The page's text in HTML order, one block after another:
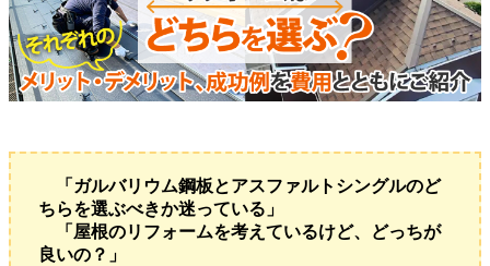
「ガルバリウム鋼板とアスファルトシングルのど
ちらを選ぶべきか迷っている」
「屋根のリフォームを考えているけど、どっちが
良いの？」